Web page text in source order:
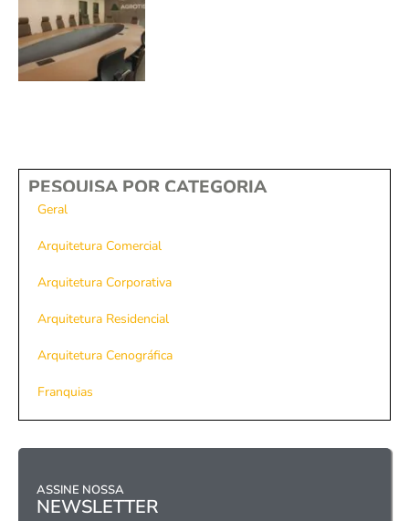
PESQUISA POR CATEGORIA
Geral
Arquitetura Comercial
Arquitetura Corporativa
Arquitetura Residencial
Arquitetura Cenográfica
Franquias
ASSINE NOSSA
NEWSLETTER